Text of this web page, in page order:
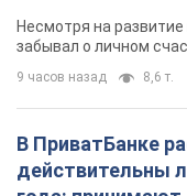
Несмотря на развитие
забывал о личном
9 часов назад 8,6 т.
В ПриватБанке
действительны